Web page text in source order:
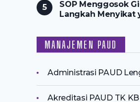
SOP Menggosok
Langkah Menyikat
MANAJEMEN PAUD
Administrasi PAUD
Akreditasi PAUD TK KB